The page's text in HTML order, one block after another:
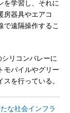
を学習し、それに
房器具やエアコ
で遠隔操作するこ
リコンバレーに
モバイルやグリー
を行っている。
な社会インフラ